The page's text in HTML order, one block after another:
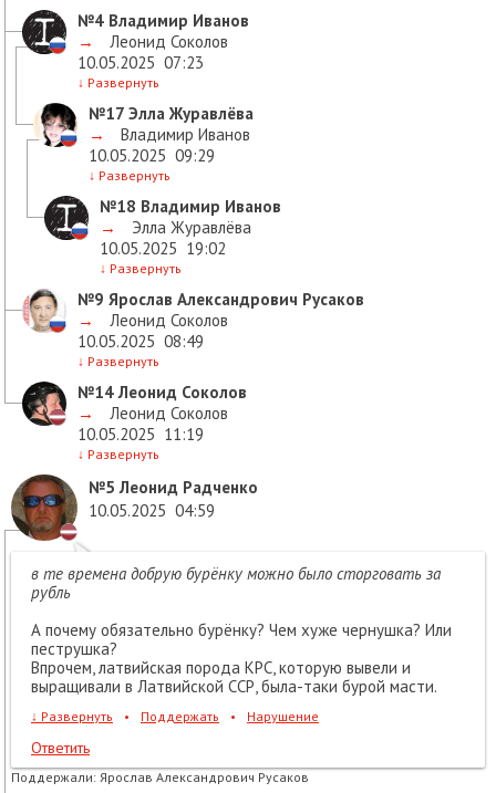
№4 Владимир Иванов
→
Леонид Соколов
10.05.2025 07:23
↓ Развернуть
№17 Элла Журавлёва
→
Владимир Иванов
10.05.2025 09:29
↓ Развернуть
№18 Владимир Иванов
→
Элла Журавлёва
10.05.2025 19:02
↓ Развернуть
№9 Ярослав Александрович Русаков
→
Леонид Соколов
10.05.2025 08:49
↓ Развернуть
№14Леонид Соколов
→
Леонид Соколов
10.05.2025 11:19
↓ Развернуть
№5 Леонид Радченко
10.05.2025 04:59
в те времена добрую бурёнку можно было сторговать за
рубль
А почему обязательно бурёнку? Чем хуже чернушка? Или
пеструшка?
Впрочем, латвийская порода КРС, которую вывели и
выращивали в Латвийской ССР, была-таки бурой масти.
↓ Развернуть • Поддержать • Нарушение
Ответить
Поддержали: Ярослав Александрович Русаков